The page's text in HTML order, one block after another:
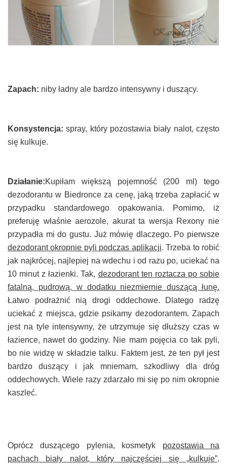
Zapach: niby ładny ale bardzo intensywny i duszący.
Konsystencja:spray, który pozostawia biały nalot, często
się kulkuje.
Działanie:Kupiłam większą pojemność (200 ml) tego
dezodorantu w Biedronce za cenę, jaką trzeba zapłacić w
przypadku standardowego opakowania. Pomimo, iż
preferuję właśnie aerozole, akurat ta wersja Rexony nie
przypadła mi do gustu. Już mówię dlaczego. Po pierwsze
dezodorant okropnie pyli podczas aplikacji. Trzeba to robić
jak najkrócej, najlepiej na wdechu i od razu po, uciekać na
10 minut z łazienki. Tak, dezodorant ten roztacza po sobie
fatalną, pudrową, w dodatku niezmiernie duszącą łunę.
Łatwo podrażnić nią drogi oddechowe. Dlatego radzę
uciekać z miejsca, gdzie psikamy dezodorantem. Zapach
jest na tyle intensywny, że utrzymuje się dłuższy czas w
łazience, nawet do godziny. Nie mam pojęcia co tak pyli,
bo nie widzę w składzie talku. Faktem jest, że ten pył jest
bardzo duszący i jak mniemam, szkodliwy dla dróg
oddechowych. Wiele razy zdarzało mi się po nim okropnie
kaszleć.
Oprócz duszącego pylenia, kosmetyk pozostawia na
pachach biały nalot, który najczęściej się „kulkuje”.